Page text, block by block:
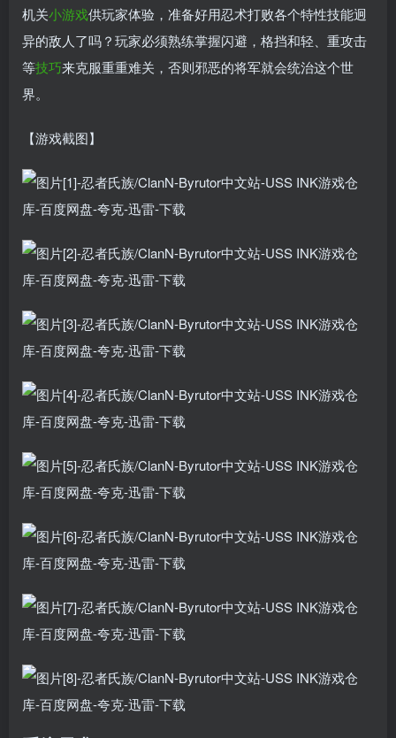
机关小游戏供玩家体验，准备好用忍术打败各个特性技能迥
异的敌人了吗？玩家必须熟练掌握闪避，格挡和轻、重攻击
等技巧来克服重重难关，否则邪恶的将军就会统治这个世
界。
【游戏截图】